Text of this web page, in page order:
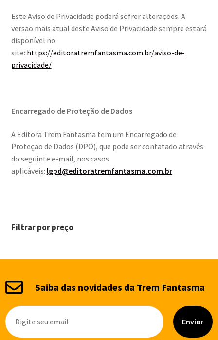
Este Aviso de Privacidade poderá sofrer alterações. A
versão mais atual deste Aviso de Privacidade sempre estará
disponível no
site: https://editoratremfantasma.com.br/aviso-de-
privacidade/
Encarregado de Proteção de Dados
A Editora Trem Fantasma tem um Encarregado de
Proteção de Dados (DPO), que pode ser contatado através
do seguinte e-mail, nos casos
aplicáveis: lgpd@editoratremfantasma.com.br
Filtrar por preço
Saiba das novidades da Trem Fantasma
Enviar